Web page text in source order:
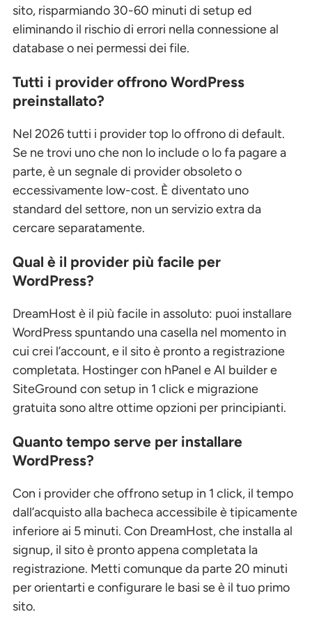
sito, risparmiando 30-60 minuti di setup ed
eliminando il rischio di errori nella connessione al
database o nei permessi dei file.
Tutti i provider offrono WordPress
preinstallato?
Nel 2026 tutti i provider top lo offrono di default.
Se ne trovi uno che non lo include o lo fa pagare a
parte, è un segnale di provider obsoleto o
eccessivamente low-cost. È diventato uno
standard del settore, non un servizio extra da
cercare separatamente.
Qual è il provider più facile per
WordPress?
DreamHost è il più facile in assoluto: puoi installare
WordPress spuntando una casella nel momento in
cui crei l’account, e il sito è pronto a registrazione
completata. Hostinger con hPanel e AI builder e
SiteGround con setup in 1 click e migrazione
gratuita sono altre ottime opzioni per principianti.
Quanto tempo serve per installare
WordPress?
Con i provider che offrono setup in 1 click, il tempo
dall’acquisto alla bacheca accessibile è tipicamente
inferiore ai 5 minuti. Con DreamHost, che installa al
signup, il sito è pronto appena completata la
registrazione. Metti comunque da parte 20 minuti
per orientarti e configurare le basi se è il tuo primo
sito.